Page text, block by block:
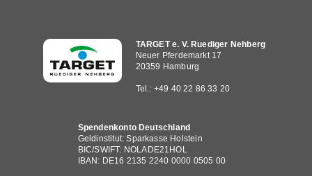
Hauptnavigation
TARGET e. V. Ruediger Nehberg
Neuer Pferdemarkt 17
20359 Hamburg
Tel.: +49 40 22 86 33 20
Spendenkonto Deutschland
Geldinstitut: Sparkasse Holstein
BIC/SWIFT: NOLADE21HOL
IBAN: DE16 2135 2240 0000 0505 00